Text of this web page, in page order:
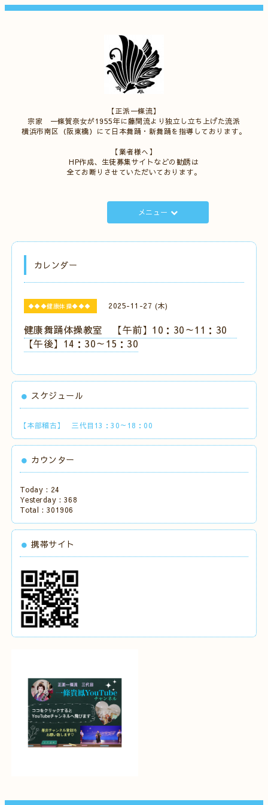
【正派一條流】
宗家 一條賀奈女が1955年に藤間流より独立し立ち上げた流派
横浜市南区（阪東橋）にて日本舞踊・新舞踊を指導しております。
【業者様へ】
HP作成、生徒募集サイトなどの勧誘は
全てお断りさせていただいております。
メニュー
カレンダー
◆◆◆健康体操◆◆◆ 2025-11-27 (木)
健康舞踊体操教室 【午前】10：30～11：30
【午後】14：30～15：30
スケジュール
【本部稽古】 三代目13：30～18：00
カウンター
Today : 24
Yesterday : 368
Total : 301906
携帯サイト